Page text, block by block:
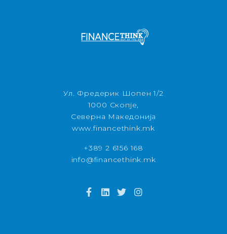
Ул. Фредерик Шопен 1/2
1000 Скопје,
Северна Македонија
www.financethink.mk
+389 2 6156 168
info@financethink.mk